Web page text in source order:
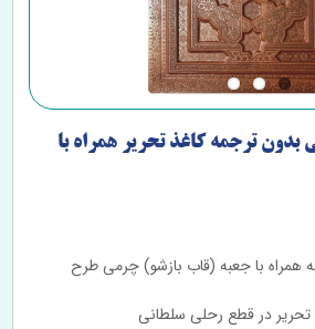
بدون ترجمه کاغذ تحرير همراه با
همراه با جعبه (قاب بازشو) چرمی طرح
در قطع رحلی سلطانی